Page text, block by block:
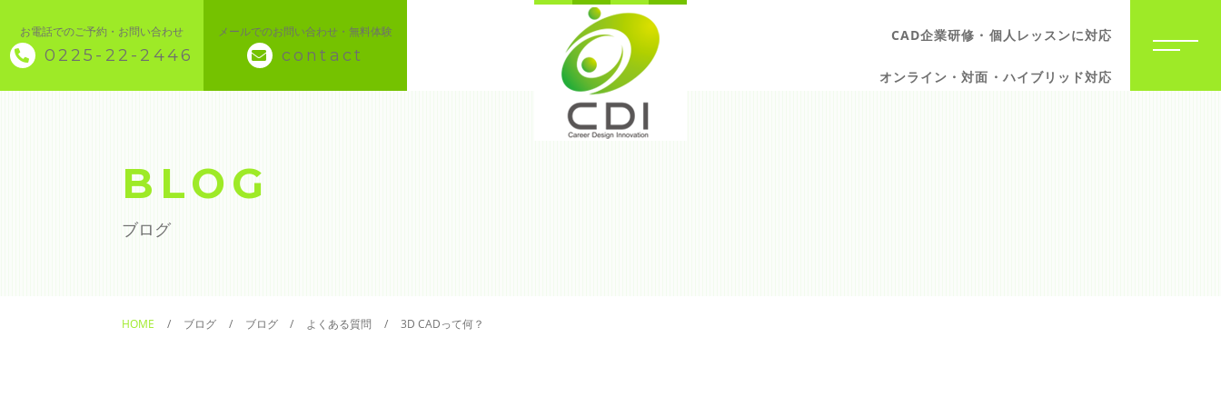
お電話でのご予約・お問い合わせ
0225-22-2446
メールでのお問い合わせ・無料体験
contact
CAD企業研修・個人レッスンに対応
オンライン・対面・ハイブリッド対応
◇ トップページ
◆ CAD・BIM
BLOG
ブログ
HOME ブログ ブログ よくある質問 3D CADって何？